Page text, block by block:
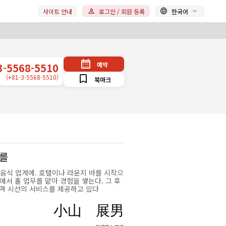
사이트 안내 로그인 / 회원 등록 한국어
5568-5510
(+81-3-5568-5510)
예약
북마크
식 업계에. 호텔이나 라운지 바를 시작으
서 홀 업무를 맡아 경험을 쌓는다. 그 후
시선의 서비스를 제공하고 있다
小山 展男